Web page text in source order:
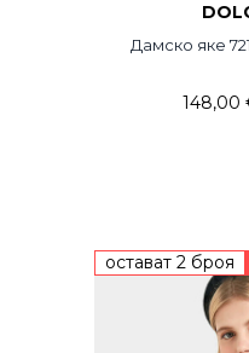
Дамско яке
148,00
остават 2 броя